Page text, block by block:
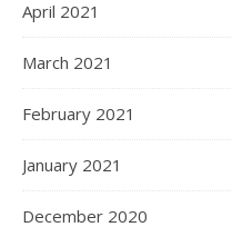
April 2021
March 2021
February 2021
January 2021
December 2020